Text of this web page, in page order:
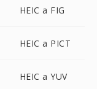
HEIC a FIG
HEIC a PICT
HEIC a YUV